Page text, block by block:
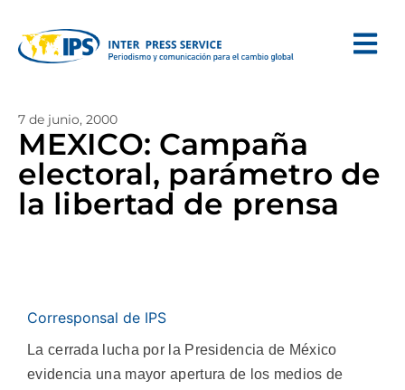
7 de junio, 2000
MEXICO: Campaña
electoral, parámetro de
la libertad de prensa
Corresponsal de IPS
La cerrada lucha por la Presidencia de México
evidencia una mayor apertura de los medios de